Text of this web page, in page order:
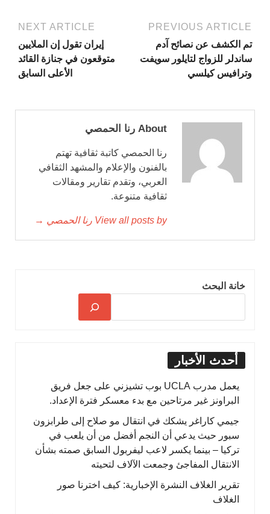
PREVIOUS ARTICLE
تم الكشف عن نصائح آدم
ساندلر للزواج لتايلور سويفت
وترافيس كيلسي
NEXT ARTICLE
إيران تقول إن الملايين
متوقعون في جنازة القائد
الأعلى السابق
About رنا الحمصي
رنا الحمصي كاتبة ثقافية تهتم
بالفنون والإعلام والمشهد الثقافي
العربي، وتقدم تقارير ومقالات
ثقافية متنوعة.
View all posts by رنا الحمصي →
خانة البحث
أحدث الأخبار
يعمل مدرب UCLA بوب تشيزني على جعل فريق
البراونز غير مرتاحين مع بدء معسكر فترة الإعداد.
جيمي كاراغر يشكك في انتقال مو صلاح إلى طرابزون
سبور حيث يدعي أن النجم أفضل من أن يلعب في
تركيا – بينما يكسر لاعب ليفربول السابق صمته بشأن
الانتقال المفاجئ وجمعت الآلاف لتحيته
تقرير الغلاف النشرة الإخبارية: كيف اخترنا صور
الغلاف